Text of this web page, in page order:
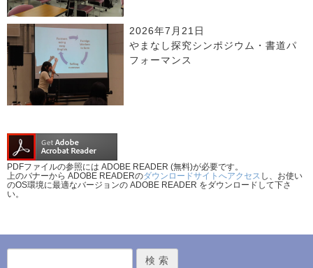
2026年7月21日
やまなし探究シンポジウム・書道パ
フォーマンス
PDFファイルの参照には ADOBE READER (無料)が必要です。
上のバナーから ADOBE READERのダウンロードサイトへアクセス し、お使い
のOS環境に最適なバージョンの ADOBE READER をダウンロードして下さ
い。